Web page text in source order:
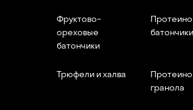
Фруктово-
ореховые
батончики
батончики
Трюфели и халва
гранола